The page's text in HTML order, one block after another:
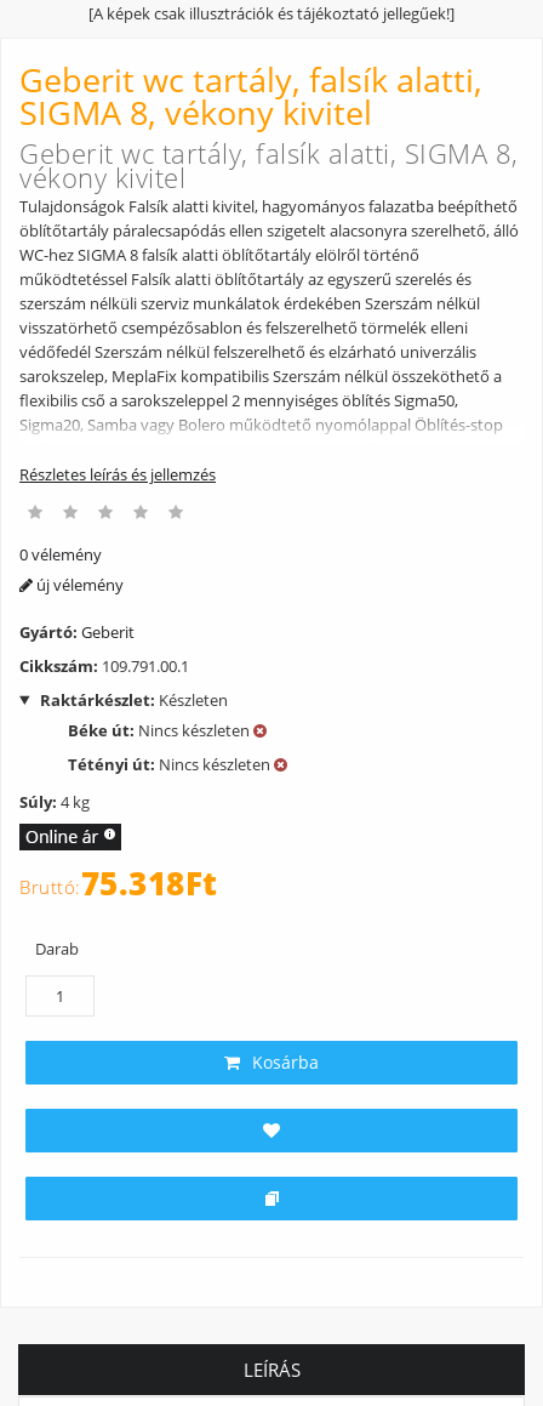
[A képek csak illusztrációk és tájékoztató jellegűek!]
Geberit wc tartály, falsík alatti,
SIGMA 8, vékony kivitel
Geberit wc tartály, falsík alatti, SIGMA 8,
vékony kivitel
Tulajdonságok Falsík alatti kivitel, hagyományos falazatba beépíthető
öblítőtartály páralecsapódás ellen szigetelt alacsonyra szerelhető, álló
WC-hez SIGMA 8 falsík alatti öblítőtartály elölről történő
működtetéssel Falsík alatti öblítőtartály az egyszerű szerelés és
szerszám nélküli szerviz munkálatok érdekében Szerszám nélkül
visszatörhető csempézősablon és felszerelhető törmelék elleni
védőfedél Szerszám nélkül felszerelhető és elzárható univerzális
sarokszelep, MeplaFix kompatibilis Szerszám nélkül összeköthető a
flexibilis cső a sarokszeleppel 2 mennyiséges öblítés Sigma50,
Sigma20, Samba vagy Bolero működtető nyomólappal Öblítés-stop
mennyiséges öblítés Sigma10 nyomólappal Bedugott öblítőív Állítható
öblítőív felfelé 2 cm-rel és lefelé 1 cm-rel állítható Sarokszelep
cserélhető szelepszárral Termékjellemzők Víznyomás tartomány 0,1–
10 bar A víz maximális üzemi hőmérséklete 25 °C Öblítővíz-mennyiség
gyári beállítása 6 és 3 l Nagy öblítővíz-mennyiség beállítási tartománya
9 l Szállítási terjedelem vízcsatlakozás R 1/2" kézikerékkel ellátott
sarokszeleppel, törmelék elleni védőfedél a szervíz nyíláshoz,
bedugott öblítőív öblítőcső tartóval, vakolattartó háló, rögzítőanyag,
számára Nem része a terméknek: nyomólap
Részletes leírás és jellemzés
0 vélemény
új vélemény
Gyártó: Geberit
Cikkszám: 109.791.00.1
Raktárkészlet: Készleten
Béke út: Nincs készleten
Tétényi út: Nincs készleten
Súly: 4 kg
75.318Ft
Darab
Kosárba
LEÍRÁS